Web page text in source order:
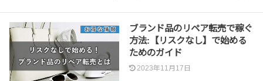
ブランド品のリペア転売で稼ぐ
方法:【リスクなし】で始める
ためのガイド
2023年11月17日